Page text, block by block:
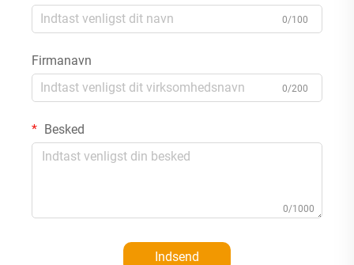
0/100
Firmanavn
0/200
Besked
0/1000
Indsend